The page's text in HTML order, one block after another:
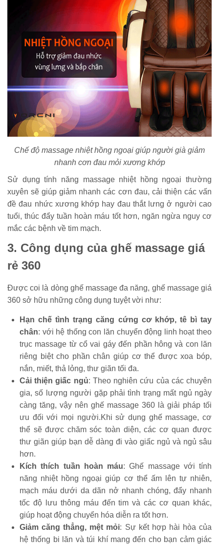
Chế độ massage nhiệt hồng ngoại giúp người già giảm
nhanh cơn đau mỏi xương khớp
Sử dụng tính năng massage nhiệt hồng ngoại thường
xuyên sẽ giúp giảm nhanh các cơn đau, cải thiện các vấn
đề đau nhức xương khớp hay đau thắt lưng ở người cao
tuổi, thúc đẩy tuần hoàn máu tốt hơn, ngăn ngừa nguy cơ
mắc các bệnh về tim mạch.
3. Công dụng của ghế massage giá
rẻ 360
Được coi là dòng ghế massage đa năng, ghế massage giá
360 sở hữu những công dụng tuyệt vời như:
Hạn chế tình trạng căng cứng cơ khớp, tê bì tay
chân: với hệ thống con lăn chuyển động linh hoạt theo
trục massage từ cổ vai gáy đến phần hông và con lăn
riêng biệt cho phần chân giúp cơ thể được xoa bóp,
nắn, miết, thả lỏng, thư giãn tối đa.
Cải thiện giấc ngủ: Theo nghiên cứu của các chuyên
gia, số lượng người gặp phải tình trạng mất ngủ ngày
càng tăng, vậy nên ghế massage 360 là giải pháp tối
ưu đối với mọi người.Khi sử dụng ghế massage, cơ
thể sẽ được chăm sóc toàn diện, các cơ quan được
thư giãn giúp bạn dễ dàng đi vào giấc ngủ và ngủ sâu
hơn.
Kích thích tuần hoàn máu: Ghế massage với tính
năng nhiệt hồng ngoại giúp cơ thể ấm lên tự nhiên,
mạch máu dưới da dãn nở nhanh chóng, đẩy nhanh
tốc độ lưu thông máu đến tim và các cơ quan khác,
giúp hoạt động chuyển hóa diễn ra tốt hơn.
Giảm căng thẳng, mệt mỏi: Sự kết hợp hài hòa của
hệ thống bi lăn và túi khí mang đến cho bạn cảm giác